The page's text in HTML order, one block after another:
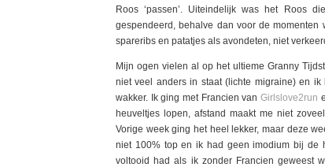
Roos ‘passen’. Uiteindelijk was het Roos
gespendeerd, behalve dan voor de
spareribs en patatjes als avondeten, niet
Mijn ogen vielen al op het ultieme Granny
niet veel anders in staat (lichte migraine) en
wakker. Ik ging met Francien vanGirlslove2run
heuveltjes lopen, afstand maakt me niet
Vorige week ging het heel lekker, maar deze
niet 100% top en ik had geen imodium bij de
voltooid had als ik zonder Francien geweest